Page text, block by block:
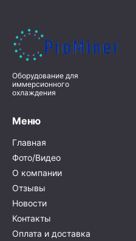
Оборудование для
иммерсионного
охлаждения
Меню
Главная
Фото/Видео
О компании
Отзывы
Новости
Контакты
Оплата и доставка